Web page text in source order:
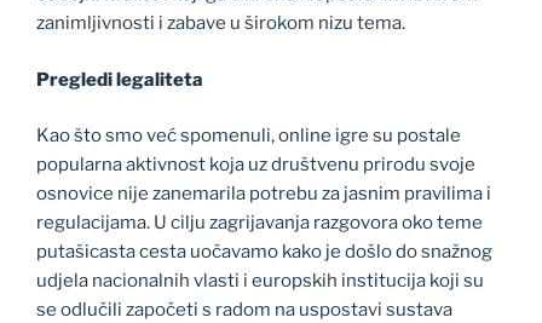
zanimljivnosti i zabave u širokom nizu tema.
Pregledi legaliteta
Kao što smo već spomenuli, online igre su postale
popularna aktivnost koja uz društvenu prirodu svoje
osnovice nije zanemarila potrebu za jasnim pravilima i
regulacijama. U cilju zagrijavanja razgovora oko teme
putašicasta cesta uočavamo kako je došlo do snažnog
udjela nacionalnih vlasti i europskih institucija koji su
se odlučili započeti s radom na uspostavi sustava